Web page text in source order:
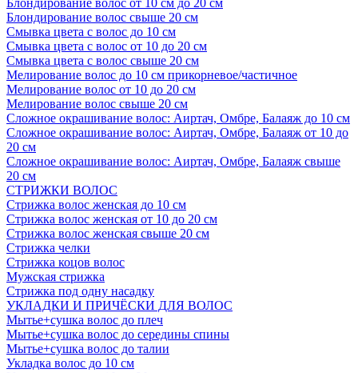
Блондирование волос от 10 см до 20 см
Блондирование волос свыше 20 см
Смывка цвета с волос до 10 см
Смывка цвета с волос от 10 до 20 см
Смывка цвета с волос свыше 20 см
Мелирование волос до 10 см прикорневое/частичное
Мелирование волос от 10 до 20 см
Мелирование волос свыше 20 см
Сложное окрашивание волос: Аиртач, Омбре, Балаяж до 10 см
Сложное окрашивание волос: Аиртач, Омбре, Балаяж от 10 до
20 см
Сложное окрашивание волос: Аиртач, Омбре, Балаяж свыше
20 см
СТРИЖКИ ВОЛОС
Стрижка волос женская до 10 см
Стрижка волос женская от 10 до 20 см
Стрижка волос женская свыше 20 см
Стрижка челки
Стрижка коцов волос
Мужская стрижка
Стрижка под одну насадку
УКЛАДКИ И ПРИЧЁСКИ ДЛЯ ВОЛОС
Мытье+сушка волос до плеч
Мытье+сушка волос до середины спины
Мытье+сушка волос до талии
Укладка волос до 10 см